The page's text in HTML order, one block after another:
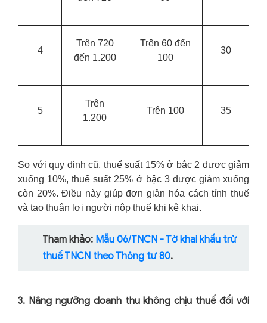
4
Trên 720
đến 1.200
Trên 60 đến
100
30
5
Trên
1.200
Trên 100 35
So với quy định cũ, thuế suất 15% ở bậc 2 được giảm
xuống 10%, thuế suất 25% ở bậc 3 được giảm xuống
còn 20%. Điều này giúp đơn giản hóa cách tính thuế
và tạo thuận lợi người nộp thuế khi kê khai.
Tham khảo: Mẫu 06/TNCN - Tờ khai khấu trừ
thuế TNCN theo Thông tư 80.
3. Nâng ngưỡng doanh thu không chịu thuế đối với